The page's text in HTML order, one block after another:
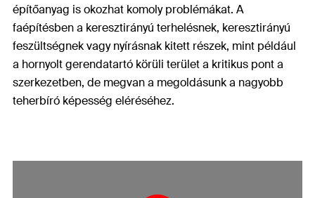
építőanyag is okozhat komoly problémákat. A
faépítésben a keresztirányú terhelésnek, keresztirányú
feszültségnek vagy nyírásnak kitett részek, mint például
a hornyolt gerendatartó körüli terület a kritikus pont a
szerkezetben, de megvan a megoldásunk a nagyobb
teherbíró képesség eléréséhez.